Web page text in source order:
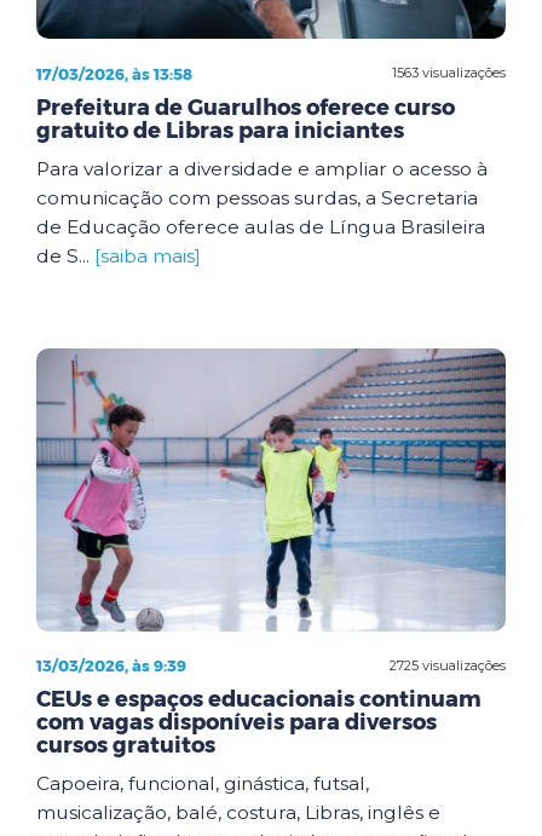
1563 visualizações
17/03/2026, às 13:58
Prefeitura de Guarulhos oferece curso
gratuito de Libras para iniciantes
Para valorizar a diversidade e ampliar o acesso à
comunicação com pessoas surdas, a Secretaria
de Educação oferece aulas de Língua Brasileira
de S... [saiba mais]
2725 visualizações
13/03/2026, às 9:39
CEUs e espaços educacionais continuam
com vagas disponíveis para diversos
cursos gratuitos
Capoeira, funcional, ginástica, futsal,
musicalização, balé, costura, Libras, inglês e